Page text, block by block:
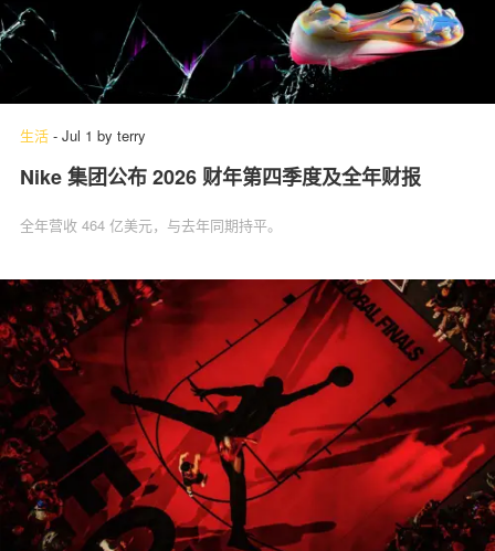
生活 - Jul 1 by terry
Nike 集团公布 2026 财年第四季度及全年财报
全年营收 464 亿美元，与去年同期持平。